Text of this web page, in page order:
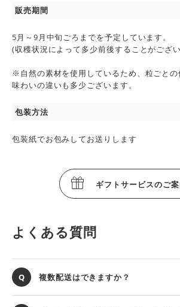
販売期間
5月～9月中旬ごろまでを予定しています。
(収穫状況によって多少前後することがござ
※自然の素材を使用しているため、粒ごとの
味わいの違いも多少ございます。
包装方法
包装紙でお包みしてお送りします
ギフトサービスのご
よくある質問
複数配送はできますか？